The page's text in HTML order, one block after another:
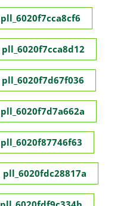
pll_6020f7cca8cf6
pll_6020f7cca8d12
pll_6020f7d67f036
pll_6020f7d7a662a
pll_6020f87746f63
pll_6020fdc28817a